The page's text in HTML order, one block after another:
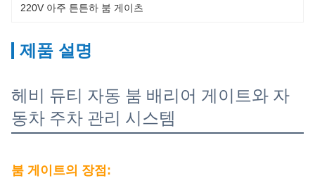
220V 아주 튼튼하 붐 게이츠
제품 설명
헤비 듀티 자동 붐 배리어 게이트와 자
동차 주차 관리 시스템
붐 게이트의 장점: